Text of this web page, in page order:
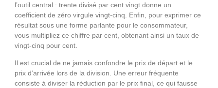
l’outil central : trente divisé par cent vingt donne un
coefficient de zéro virgule vingt-cinq. Enfin, pour exprimer ce
résultat sous une forme parlante pour le consommateur,
vous multipliez ce chiffre par cent, obtenant ainsi un taux de
vingt-cinq pour cent.
Il est crucial de ne jamais confondre le prix de départ et le
prix d’arrivée lors de la division. Une erreur fréquente
consiste à diviser la réduction par le prix final, ce qui fausse